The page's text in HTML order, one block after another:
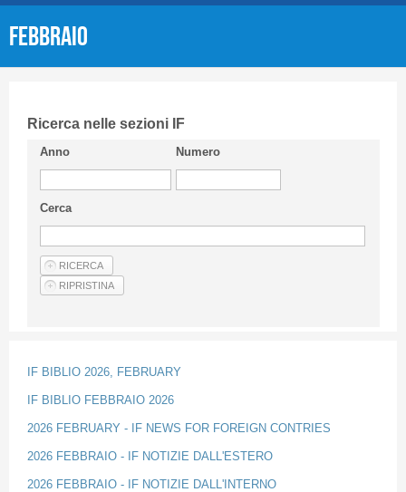
Short presentation CIFI
Guideline
Privacy & Policy
Articles
Febbraio
Ricerca nelle sezioni IF
Anno Numero
Cerca
IF BIBLIO 2026, FEBRUARY
IF BIBLIO FEBBRAIO 2026
2026 FEBRUARY - IF NEWS FOR FOREIGN CONTRIES
2026 FEBBRAIO - IF NOTIZIE DALL'ESTERO
2026 FEBBRAIO - IF NOTIZIE DALL'INTERNO